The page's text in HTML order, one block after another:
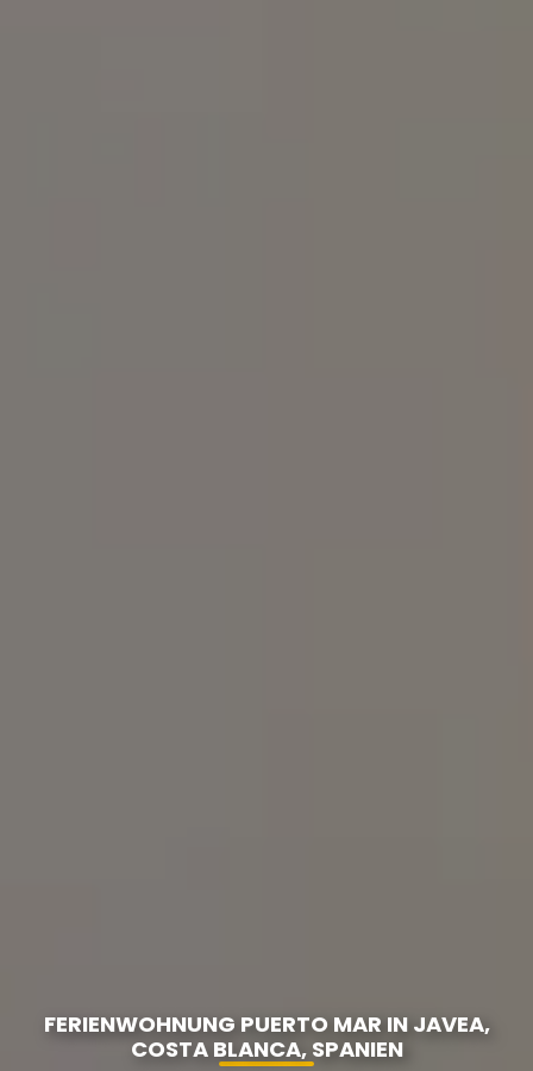
FERIENWOHNUNG PUERTO MAR IN JAVEA,
COSTA BLANCA, SPANIEN